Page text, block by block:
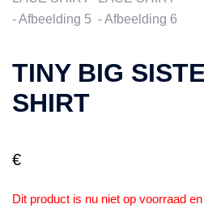
TINY BIG
SHIRT
€
Dit product is nu niet op voorraad